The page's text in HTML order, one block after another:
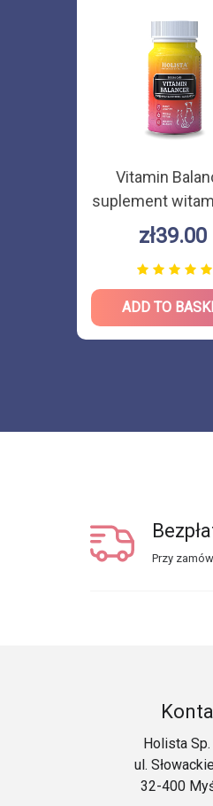
Vitamin
suplement
- mineralny 90
zł39.00
ADD TO
Przy
Holista Sp.
ul.
32-400